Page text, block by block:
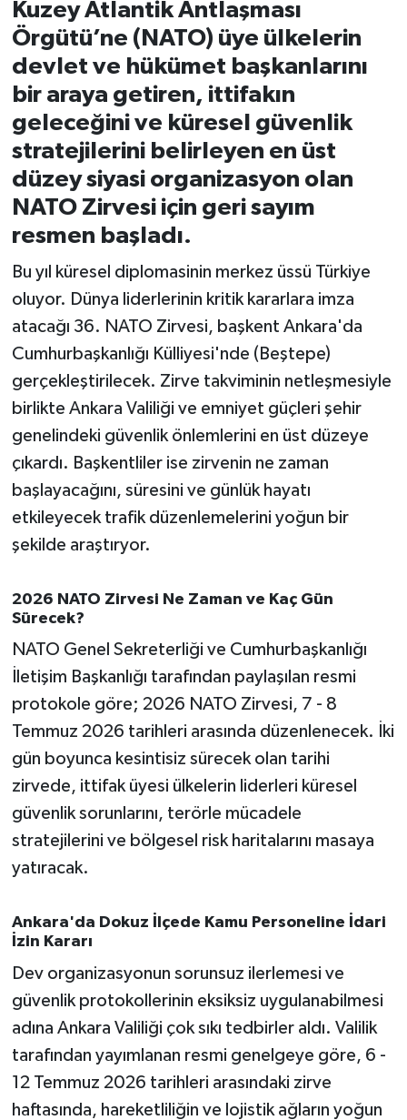
Kuzey Atlantik Antlaşması
Örgütü’ne (NATO) üye ülkelerin
devlet ve hükümet başkanlarını
bir araya getiren, ittifakın
geleceğini ve küresel güvenlik
stratejilerini belirleyen en üst
düzey siyasi organizasyon olan
NATO Zirvesi için geri sayım
resmen başladı.
Bu yıl küresel diplomasinin merkez üssü Türkiye
oluyor. Dünya liderlerinin kritik kararlara imza
atacağı 36. NATO Zirvesi, başkent Ankara'da
Cumhurbaşkanlığı Külliyesi'nde (Beştepe)
gerçekleştirilecek. Zirve takviminin netleşmesiyle
birlikte Ankara Valiliği ve emniyet güçleri şehir
genelindeki güvenlik önlemlerini en üst düzeye
çıkardı. Başkentliler ise zirvenin ne zaman
başlayacağını, süresini ve günlük hayatı
etkileyecek trafik düzenlemelerini yoğun bir
şekilde araştıryor.
2026 NATO Zirvesi Ne Zaman ve Kaç Gün
Sürecek?
NATO Genel Sekreterliği ve Cumhurbaşkanlığı
İletişim Başkanlığı tarafından paylaşılan resmi
protokole göre; 2026 NATO Zirvesi, 7 - 8
Temmuz 2026 tarihleri arasında düzenlenecek. İki
gün boyunca kesintisiz sürecek olan tarihi
zirvede, ittifak üyesi ülkelerin liderleri küresel
güvenlik sorunlarını, terörle mücadele
stratejilerini ve bölgesel risk haritalarını masaya
yatıracak.
Ankara'da Dokuz İlçede Kamu Personeline İdari
İzin Kararı
Dev organizasyonun sorunsuz ilerlemesi ve
güvenlik protokollerinin eksiksiz uygulanabilmesi
adına Ankara Valiliği çok sıkı tedbirler aldı. Valilik
tarafından yayımlanan resmi genelgeye göre, 6 -
12 Temmuz 2026 tarihleri arasındaki zirve
haftasında, hareketliliğin ve lojistik ağların yoğun
Havran
İvrindi
KENT GÜNDEMİ
Kepsut
KÜLTÜR-SANAT
MANŞET
Manyas
OLAY
OTOMOTİV
Resmi İlanlar
SAĞLIK
SİYASET
Sındırgı
SPOR
SÜRMANŞET
Susurluk
TARİHTE BUGÜN
Trend
TÜRKİYE